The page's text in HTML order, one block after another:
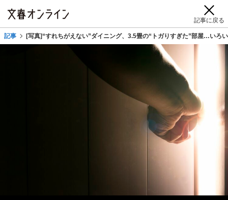
記事に戻る
記事 [写真]“すれちがえない”ダイニング、3.5畳の“トガりすぎた”部屋…いろ